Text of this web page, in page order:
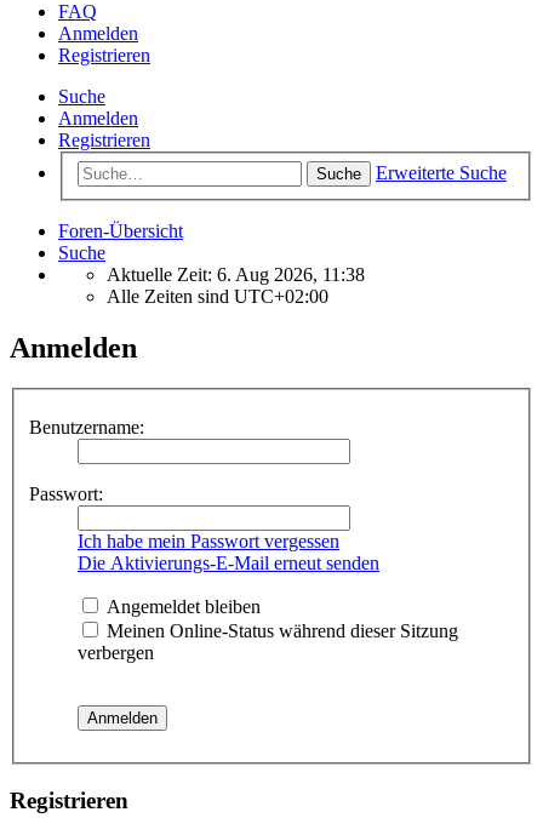
FAQ
Anmelden
Registrieren
Suche
Anmelden
Registrieren
Suche Erweiterte Suche
Foren-Übersicht
Suche
Aktuelle Zeit: 6. Aug 2026, 11:38
Alle Zeiten sind UTC+02:00
Anmelden
Benutzername:
Passwort:
Ich habe mein Passwort vergessen
Die Aktivierungs-E-Mail erneut senden
Angemeldet bleiben
Meinen Online-Status während dieser Sitzung
verbergen
Registrieren